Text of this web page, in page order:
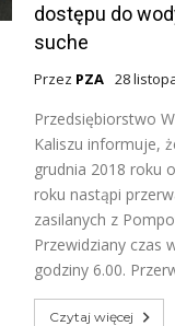
dostępu do
suche
Przez PZA 28
Przedsiębiorstwo
Kaliszu informuje,
grudnia 2018 roku
roku nastąpi
zasilanych z
Przewidziany czas
godziny 6.00.
Czytaj więcej